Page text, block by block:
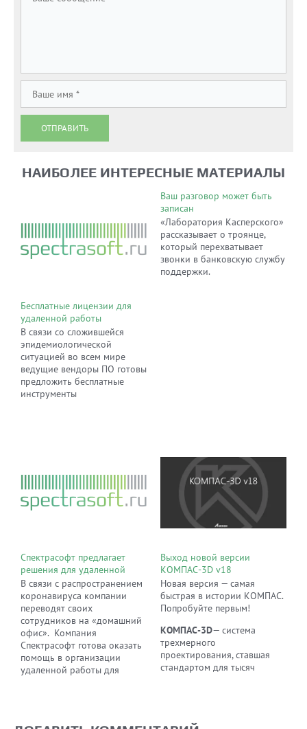
ОТПРАВИТЬ
НАИБОЛЕЕ ИНТЕРЕСНЫЕ МАТЕРИАЛЫ
Бесплатные лицензии для
удаленной работы
В связи со сложившейся
эпидемиологической
ситуацией во всем мире
ведущие вендоры ПО готовы
предложить бесплатные
инструменты
Ваш разговор может быть
записан
«Лаборатория Касперского»
рассказывает о троянце,
который перехватывает
звонки в банковскую службу
поддержки.
Спектрасофт предлагает
решения для удаленной
работы
В связи с распространением
коронавируса компании
переводят своих
сотрудников на «домашний
офис». Компания
Спектрасофт готова оказать
помощь в организации
удаленной работы для
Выход новой версии
КОМПАС-3D v18
Новая версия — самая
быстрая в истории КОМПАС.
Попробуйте первым!
КОМПАС-3D— система
трехмерного
проектирования, ставшая
стандартом для тысяч